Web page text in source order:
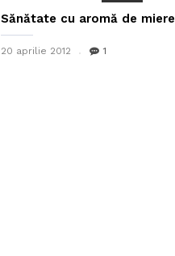
Sănătate cu aromă de miere
20 aprilie 2012 1